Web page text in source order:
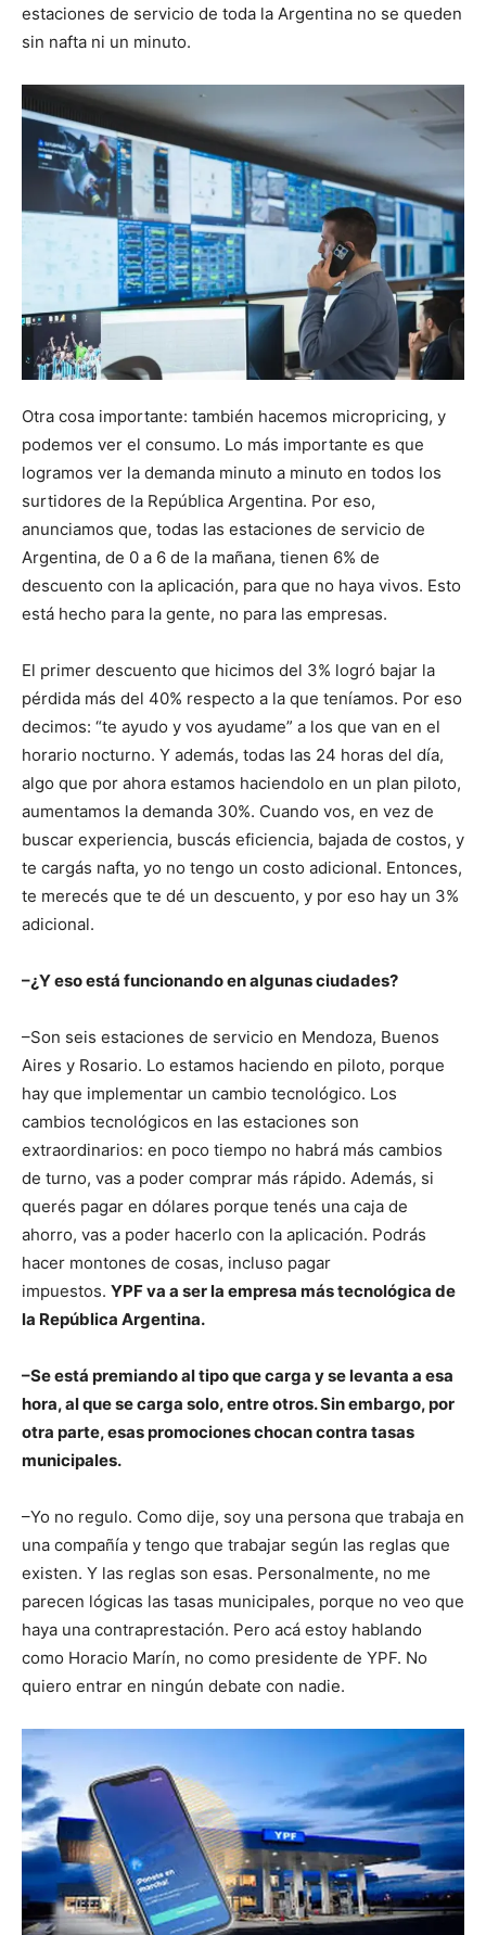
estaciones de servicio de toda la Argentina no se queden
sin nafta ni un minuto.
Otra cosa importante: también hacemos micropricing, y
podemos ver el consumo. Lo más importante es que
logramos ver la demanda minuto a minuto en todos los
surtidores de la República Argentina. Por eso,
anunciamos que, todas las estaciones de servicio de
Argentina, de 0 a 6 de la mañana, tienen 6% de
descuento con la aplicación, para que no haya vivos. Esto
está hecho para la gente, no para las empresas.
El primer descuento que hicimos del 3% logró bajar la
pérdida más del 40% respecto a la que teníamos. Por eso
decimos: “te ayudo y vos ayudame” a los que van en el
horario nocturno. Y además, todas las 24 horas del día,
algo que por ahora estamos haciendolo en un plan piloto,
aumentamos la demanda 30%. Cuando vos, en vez de
buscar experiencia, buscás eficiencia, bajada de costos, y
te cargás nafta, yo no tengo un costo adicional. Entonces,
te merecés que te dé un descuento, y por eso hay un 3%
adicional.
–¿Y eso está funcionando en algunas ciudades?
–Son seis estaciones de servicio en Mendoza, Buenos
Aires y Rosario. Lo estamos haciendo en piloto, porque
hay que implementar un cambio tecnológico. Los
cambios tecnológicos en las estaciones son
extraordinarios: en poco tiempo no habrá más cambios
de turno, vas a poder comprar más rápido. Además, si
querés pagar en dólares porque tenés una caja de
ahorro, vas a poder hacerlo con la aplicación. Podrás
hacer montones de cosas, incluso pagar
impuestos. YPF va a ser la empresa más tecnológica de
la República Argentina.
–Se está premiando al tipo que carga y se levanta a esa
hora, al que se carga solo, entre otros. Sin embargo, por
otra parte, esas promociones chocan contra tasas
municipales.
–Yo no regulo. Como dije, soy una persona que trabaja en
una compañía y tengo que trabajar según las reglas que
existen. Y las reglas son esas. Personalmente, no me
parecen lógicas las tasas municipales, porque no veo que
haya una contraprestación. Pero acá estoy hablando
como Horacio Marín, no como presidente de YPF. No
quiero entrar en ningún debate con nadie.